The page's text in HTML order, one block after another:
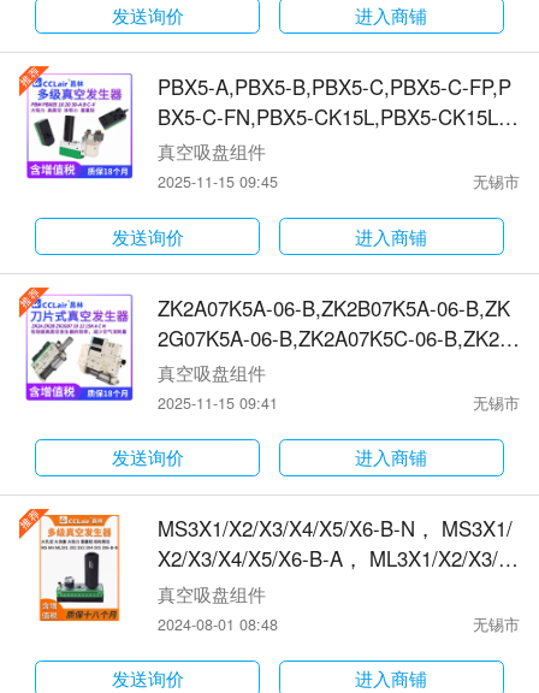
0LS-MD,PCV-15LS-MD,PCV-20LS-MD,
PCV-25LS-MD,PCV-30LS-MD真空发生
器
发送询价 进入商铺
PBX5-A,PBX5-B,PBX5-C,PBX5-C-FP,P
BX5-C-FN,PBX5-CK15L,PBX5-CK15L-F
P,PBX5-CK15L-FN,PBX5-CK25L,PBX5-
CK25L-FP,PBX5-CK25L-FN,PBX10-B,P
10-CK15L,PBX10-CK15L-FP,PBX10-CK
15L-FN,PBX10-CK25L,PBX10-CK25L-F
P,PBX10-CK25L-FN真空发生器
真空吸盘组件
2025-11-15 09:45 无锡市
发送询价 进入商铺
ZK2A07K5A-06-B,ZK2B07K5A-06-B,ZK
2G07K5A-06-B,ZK2A07K5C-06-B,ZK2B
07K5C-06-B,ZK2G07K5C-06-B,ZK2A07
K5E-06-B,ZK2B07K5E-06-B,ZK2G07K5
6-B,ZK2G07K5H-06-B,ZK2A07K5K-06-
B,ZK2B07K5K-06-B,ZK2G07K5K-06-B,Z
K2A07K5R-06-B真空发生器
真空吸盘组件
2025-11-15 09:41 无锡市
发送询价 进入商铺
MS3X1/X2/X3/X4/X5/X6-B-N， MS3X1/
X2/X3/X4/X5/X6-B-A， ML3X1/X2/X3/X
4/X5/X6-B-N， MH3X1/X2/X3/X4/X5/X6
-B-N，MS高真空型多级真空发生器
真空吸盘组件
2024-08-01 08:48 无锡市
发送询价 进入商铺